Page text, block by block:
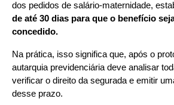
dos pedidos de salário-maternidade,
de até 30 dias para que o benefício
concedido.
Na prática, isso significa que, após o
autarquia previdenciária deve analisar
verificar o direito da segurada e emitir
desse prazo.